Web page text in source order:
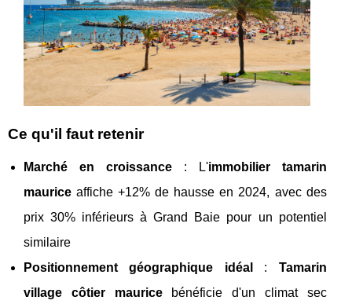
Ce qu'il faut retenir
Marché en croissance: L'immobilier tamarin
maurice affiche +12% de hausse en 2024, avec des
prix 30% inférieurs à Grand Baie pour un potentiel
similaire
Positionnement géographique idéal
: Tamarin
village côtier mauricebénéficie d'un climat sec